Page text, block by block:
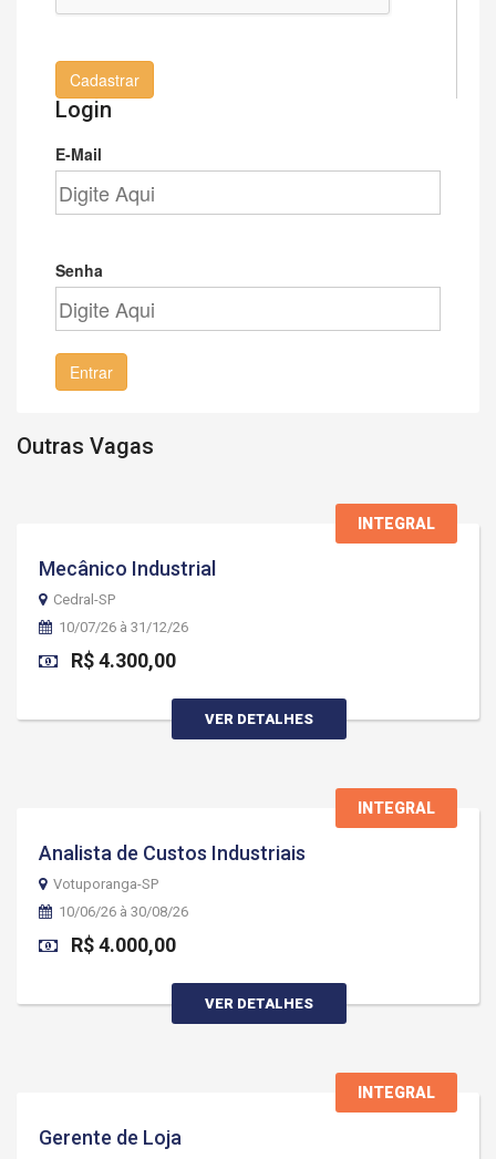
Cadastrar
Login
E-Mail
Senha
Entrar
Outras Vagas
INTEGRAL
Mecânico Industrial
Cedral-SP
10/07/26 à 31/12/26
R$ 4.300,00
VER DETALHES
INTEGRAL
Analista de Custos Industriais
Votuporanga-SP
10/06/26 à 30/08/26
R$ 4.000,00
VER DETALHES
INTEGRAL
Gerente de Loja